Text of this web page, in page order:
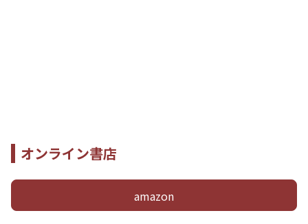
オンライン書店
amazon